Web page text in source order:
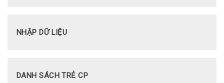
NHẬP DỮ LIỆU
DANH SÁCH TRẺ CP